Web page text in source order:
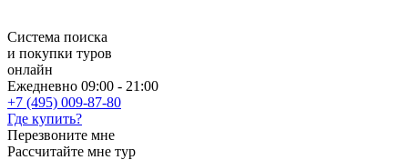
Система поиска
и покупки туров
онлайн
Ежедневно 09:00 - 21:00
+7 (495) 009-87-80
Где купить?
Перезвоните мне
Рассчитайте мне тур